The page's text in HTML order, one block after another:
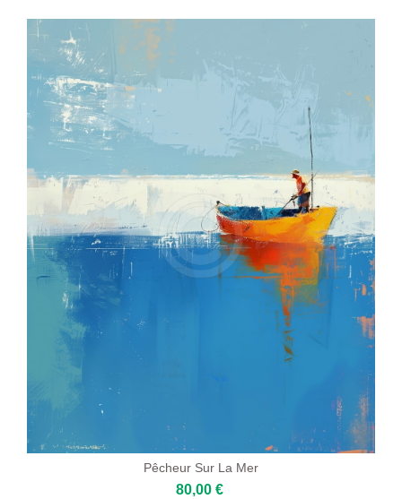
Pêcheur Sur La Mer
80,00 €